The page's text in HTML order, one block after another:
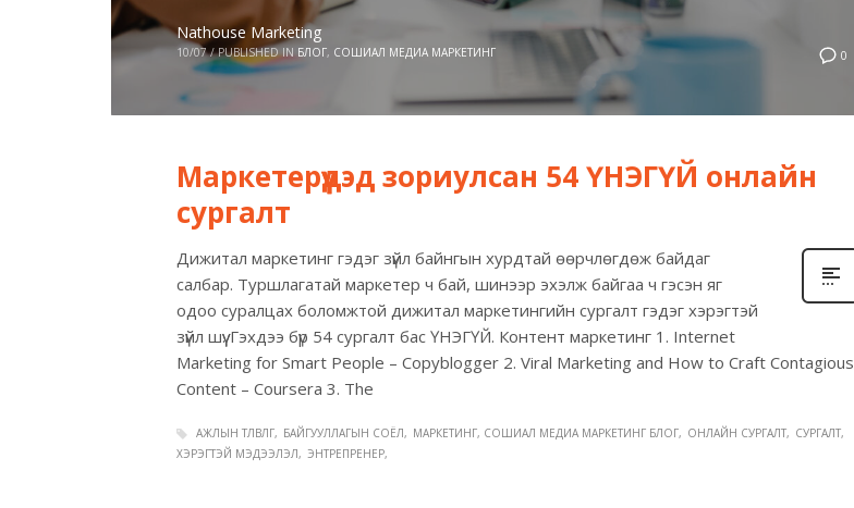
0
Nathouse Marketing
10/07 / PUBLISHED IN БЛОГ, СОШИАЛ МЕДИА МАРКЕТИНГ
Маркетерүүдэд зориулсан 54 ҮНЭГҮЙ онлайн
сургалт
Дижитал маркетинг гэдэг зүйл байнгын хурдтай өөрчлөгдөж байдаг
салбар. Туршлагатай маркетер ч бай, шинээр эхэлж байгаа ч гэсэн яг
одоо суралцах боломжтой дижитал маркетингийн сургалт гэдэг хэрэгтэй
зүйл шүү. Гэхдээ бүр 54 сургалт бас ҮНЭГҮЙ. Контент маркетинг 1. Internet
Marketing for Smart People – Copyblogger 2. Viral Marketing and How to Craft Contagious
Content – Coursera 3. The
АЖЛЫН ТӨЛӨВЛӨГӨӨ БАЙГУУЛЛАГЫН СОЁЛ МАРКЕТИНГ, СОШИАЛ МЕДИА МАРКЕТИНГ БЛОГ ОНЛАЙН СУРГАЛТ
СУРГАЛТ
ХЭРЭГТЭЙ МЭДЭЭЛЭЛ
ЭНТРЕПРЕНЕР